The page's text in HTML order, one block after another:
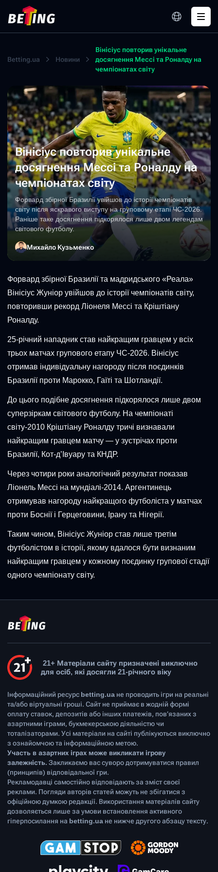
Betting.ua Новини
Вінісіус повторив унікальне
досягнення Мессі та Роналду на
чемпіонатах світу
Вінісіус повторив унікальне
досягнення Мессі та Роналду на
чемпіонатах світу
Форвард збірної Бразилії увійшов до історії чемпіонатів
світу після яскравого виступу на груповому етапі ЧС-2026.
Раніше таке досягнення підкорялося лише двом легендам
світового футболу.
Михайло Кузьменко
Форвард збірної Бразилії та мадридського «Реала»
Вінісіус Жуніор увійшов до історії чемпіонатів світу,
повторивши рекорд Ліонеля Мессі та Кріштіану
Роналду.
25-річний нападник став найкращим гравцем у всіх
трьох матчах групового етапу ЧС-2026. Вінісіус
отримав індивідуальну нагороду після поєдинків
Бразилії проти Марокко, Гаїті та Шотландії.
До цього подібне досягнення підкорялося лише двом
суперзіркам світового футболу. На чемпіонаті
світу-2010 Кріштіану Роналду тричі визнавали
найкращим гравцем матчу — у зустрічах проти
Бразилії, Кот-д’Івуару та КНДР.
Через чотири роки аналогічний результат показав
Ліонель Мессі на мундіалі-2014. Аргентинець
отримував нагороду найкращого футболіста у матчах
проти Боснії і Герцеговини, Ірану та Нігерії.
Таким чином, Вінісіус Жуніор став лише третім
футболістом в історії, якому вдалося бути визнаним
найкращим гравцем у кожному поєдинку групової стадії
одного чемпіонату світу.
21+ Матеріали сайту призначені виключно
для осіб, які досягли 21-річного віку
Інформаційний ресурс betting.ua не проводить ігри на реальні
та/або віртуальні гроші. Сайт не приймає в жодній формі
оплату ставок, депозитів або інших платежів, пов’язаних з
азартними іграми, букмекерською діяльністю чи
тоталізаторами. Усі матеріали на сайті публікуються виключно
з ознайомчою та інформаційною метою.
Участь в азартних іграх може викликати ігрову
залежність. Закликаємо вас суворо дотримуватися правил
(принципів) відповідальної гри.
Рекламодавці самостійно відповідають за зміст своєї
реклами. Погляди авторів статей можуть не збігатися з
офіційною думкою редакції. Використання матеріалів сайту
дозволяється лише за умови встановлення активного
гіперпосилання на betting.ua не нижче другого абзацу тексту.